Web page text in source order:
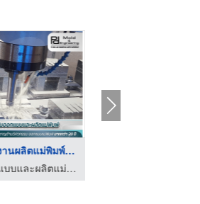
โรงงานผลิตแม่พิมพ์พล ...
ออกแบบและผลิตแม่พิมพ์ - PD Mold